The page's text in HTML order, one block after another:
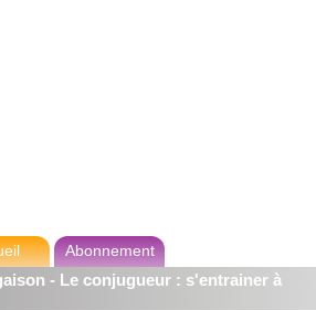
Abonnement
- Le conjugueur : s'entrainer à